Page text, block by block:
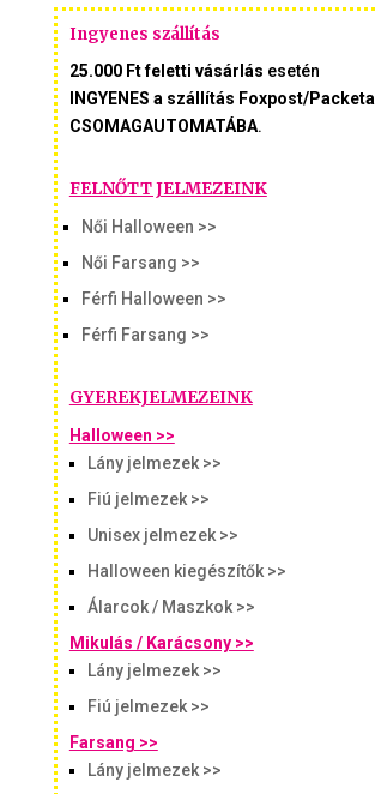
Ingyenes szállítás
25.000 Ft feletti vásárlás esetén
INGYENES a szállítás Foxpost/Packeta
CSOMAGAUTOMATÁBA.
FELNŐTT JELMEZEINK
Női Halloween >>
Női Farsang >>
Férfi Halloween >>
Férfi Farsang >>
GYEREKJELMEZEINK
Halloween >>
Lány jelmezek >>
Fiú jelmezek >>
Unisex jelmezek >>
Halloween kiegészítők >>
Álarcok / Maszkok >>
Mikulás / Karácsony >>
Lány jelmezek >>
Fiú jelmezek >>
Farsang >>
Lány jelmezek >>